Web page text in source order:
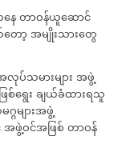
ကနေ တာဝန်ယူဆောင်
ာ့ အမျိုးသားတွေ
ပ်သမားများ အဖွဲ့
စ်ရွေး ချယ်ခံထားရသူ
ဂများအဖွဲ့
ဖွဲ့ဝင်အဖြစ် တာဝန်